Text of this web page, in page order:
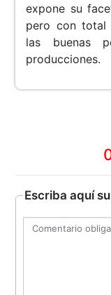
expone su
pero con total
las buenas
producciones.
Escriba aquí